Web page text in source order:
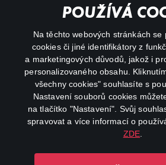
POUŽÍVÁ
Na těchto webových stránkách
cookies či jiné identifikátory z
a marketingových důvodů, jakož i
personalizovaného obsahu.
všechny cookies" souhlasíte s
Nastavení souborů cookies
na tlačítko "Nastavení". Svůj
spravovat a více informací o
ZDE
Důležité odkazy
facebook